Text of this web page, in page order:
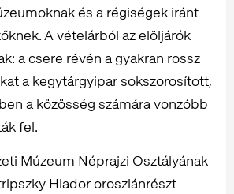
és a régiségek iránt
A vételárból az elöljárók
a csere révén a gyakran rossz
a kegytárgyipar sokszorosított,
a közösség számára vonzóbb
fel.
Múzeum Néprajzi Osztályának
Hiador oroszlánrészt